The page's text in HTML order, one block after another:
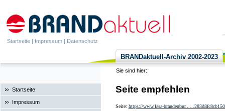
Startseite | Impressum | Datenschutz
BRANDaktuell-Archiv 2002-2023
Sie sind hier:
Startseite
Impressum
Seite empfehlen
Seite: https://www.lasa-